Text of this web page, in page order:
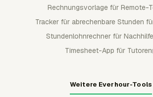
Rechnungsvorlage für Remote-
Tracker für abrechenbare Stunden
Stundenlohnrechner für
Timesheet-App für Tutoren
Weitere Everhour-Tools